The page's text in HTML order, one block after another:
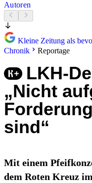
Autoren
Kleine Zeitung als
Chronik
Reportage
LKH-
„Nicht
sind“
Mit einem
dem Roten Kreuz